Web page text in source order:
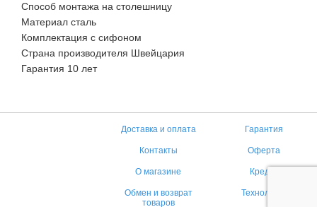
Способ монтажа на столешницу
Материал сталь
Комплектация с сифоном
Страна производителя Швейцария
Гарантия 10 лет
Доставка и оплата Гарантия
Контакты Оферта
О магазине Кредит
Обмен и возврат
товаров
Технологии